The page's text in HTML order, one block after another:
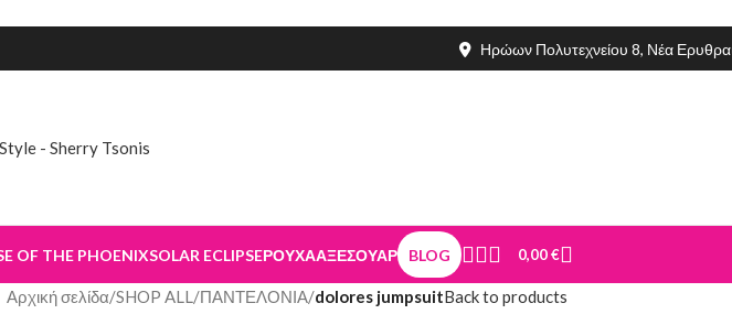
Ηρώων Πολυτεχνείου 8, Νέα
OF THE PHOENIXSOLAR ECLIPSEΡΟΥΧΑΑΞΕΣΟΥΑΡ BLOG 0,00€
Αρχική σελίδα/SHOP ALL/ΠΑΝΤΕΛΟΝΙΑ/dolores jumpsuitBack to products